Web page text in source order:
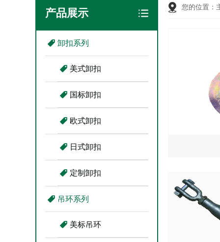
产品展示
卸扣系列
美式卸扣
国标卸扣
欧式卸扣
日式卸扣
定制卸扣
吊环系列
美标吊环
您的位置：